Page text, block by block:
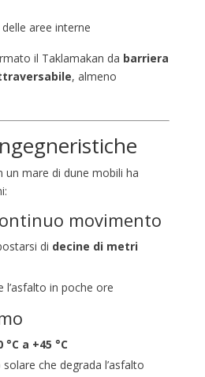
aree interne
il Taklamakan da barriera
, almeno
un mare di dune mobili ha
movimento
di decine di metri
l’asfalto in poche ore
°C a +45 °C
che degrada l’asfalto